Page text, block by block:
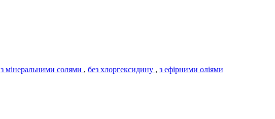
з мінеральними солями , без хлоргексидину , з ефірними оліями